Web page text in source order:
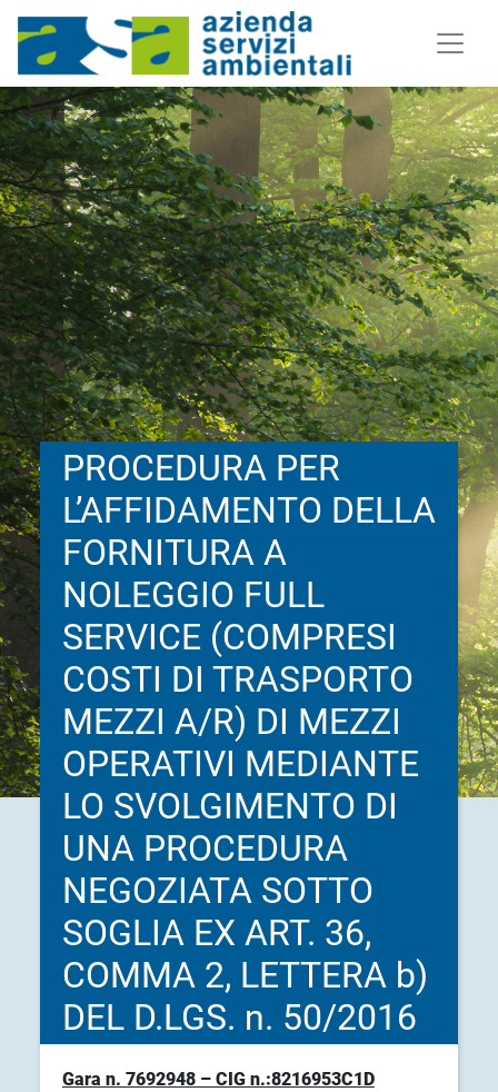
PROCEDURA PER
L’AFFIDAMENTO DELLA
FORNITURA A
NOLEGGIO FULL
SERVICE (COMPRESI
COSTI DI TRASPORTO
MEZZI A/R) DI MEZZI
OPERATIVI MEDIANTE
LO SVOLGIMENTO DI
UNA PROCEDURA
NEGOZIATA SOTTO
SOGLIA EX ART. 36,
COMMA 2, LETTERA b)
DEL D.LGS. n. 50/2016
Gara n. 7692948 – CIG n.:8216953C1D